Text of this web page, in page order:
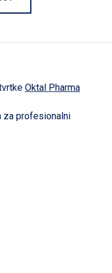
Oktal Pharma
za profesionalni